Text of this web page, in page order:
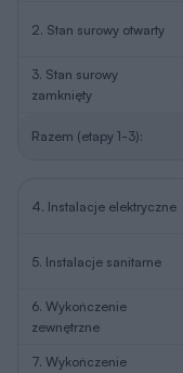
2. Stan surowy otwarty
3. Stan surowy
zamknięty
Razem (etapy 1-3):
4. Instalacje elektryczne
5. Instalacje sanitarne
6. Wykończenie
zewnętrzne
7. Wykończenie